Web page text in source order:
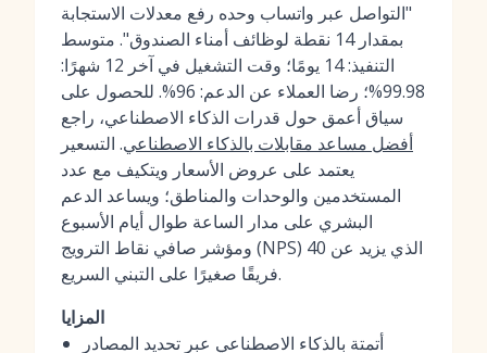
"التواصل عبر واتساب وحده رفع معدلات الاستجابة
بمقدار 14 نقطة لوظائف أمناء الصندوق". متوسط
التنفيذ: 14 يومًا؛ وقت التشغيل في آخر 12 شهرًا:
99.98%؛ رضا العملاء عن الدعم: 96%. للحصول على
سياق أعمق حول قدرات الذكاء الاصطناعي، راجع
أفضل مساعد مقابلات بالذكاء الاصطناعي. التسعير
يعتمد على عروض الأسعار ويتكيف مع عدد
المستخدمين والوحدات والمناطق؛ ويساعد الدعم
البشري على مدار الساعة طوال أيام الأسبوع
ومؤشر صافي نقاط الترويج (NPS) الذي يزيد عن 40
فريقًا صغيرًا على التبني السريع.
المزايا
أتمتة بالذكاء الاصطناعي عبر تحديد المصادر